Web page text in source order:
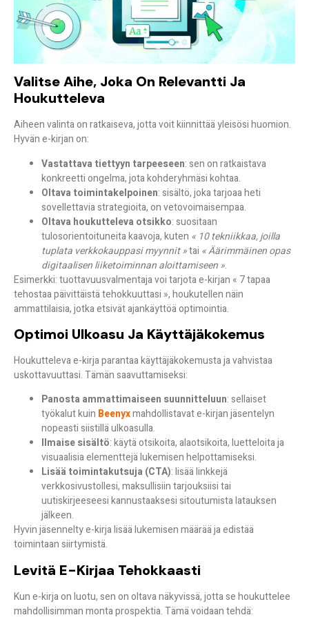
Valitse Aihe, Joka On Relevantti Ja
Houkutteleva
Aiheen valinta on ratkaiseva, jotta voit kiinnittää yleisösi huomion.
Hyvän e-kirjan on:
Vastattava tiettyyn tarpeeseen: sen on ratkaistava
konkreetti ongelma, jota kohderyhmäsi kohtaa.
Oltava toimintakelpoinen: sisältö, joka tarjoaa heti
sovellettavia strategioita, on vetovoimaisempaa.
Oltava houkutteleva otsikko: suositaan
tulosorientoituneita kaavoja, kuten « 10 tekniikkaa, joilla
tuplata verkkokauppasi myynnit »tai « Äärimmäinen opas
digitaalisen liiketoiminnan aloittamiseen ».
Esimerkki: tuottavuusvalmentaja voi tarjota e-kirjan « 7 tapaa
tehostaa päivittäistä tehokkuuttasi », houkutellen näin
ammattilaisia, jotka etsivät ajankäyttöä optimointia.
Optimoi Ulkoasu Ja Käyttäjäkokemus
Houkutteleva e-kirja parantaa käyttäjäkokemusta ja vahvistaa
uskottavuuttasi. Tämän saavuttamiseksi:
Panosta ammattimaiseen suunnitteluun: sellaiset
työkalut kuin Beenyxmahdollistavat e-kirjan jäsentelyn
nopeasti siistillä ulkoasulla.
Ilmaise sisältö: käytä otsikoita, alaotsikoita, luetteloita ja
visuaalisia elementtejä lukemisen helpottamiseksi.
Lisää toimintakutsuja (CTA): lisää linkkejä
verkkosivustollesi, maksullisiin tarjouksiisi tai
uutiskirjeeseesi kannustaaksesi sitoutumista latauksen
jälkeen.
Hyvin jäsennelty e-kirja lisää lukemisen määrää ja edistää
toimintaan siirtymistä.
Levitä E-Kirjaa Tehokkaasti
Kun e-kirja on luotu, sen on oltava näkyvissä, jotta se houkuttelee
mahdollisimman monta prospektia. Tämä voidaan tehdä: